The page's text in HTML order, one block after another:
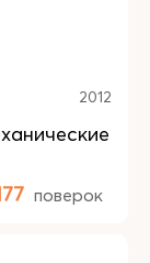
2012
поверок